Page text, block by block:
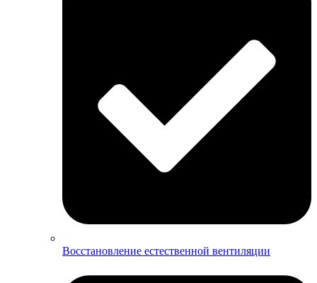
Восстановление естественной вентиляции